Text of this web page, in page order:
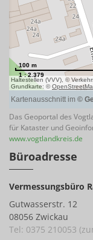
Das Geoportal des
für Kataster und
www.vogtlandkreis.de
Büroadresse
Vermessungsbüro
Gutwasserstr. 12
08056 Zwickau
Tel: 0375 210053